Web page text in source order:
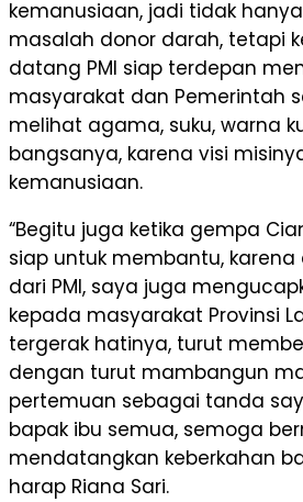
kemanusiaan, jadi tidak
masalah donor darah, tetapi
datang PMI siap terdepan
masyarakat dan Pemerintah
melihat agama, suku, warna
bangsanya, karena visi
kemanusiaan.
“Begitu juga ketika gempa
siap untuk membantu, karena
dari PMI, saya juga
kepada masyarakat Provinsi
tergerak hatinya, turut
dengan turut mambangun
pertemuan sebagai tanda
bapak ibu semua, semoga
mendatangkan keberkahan
harap Riana Sari.